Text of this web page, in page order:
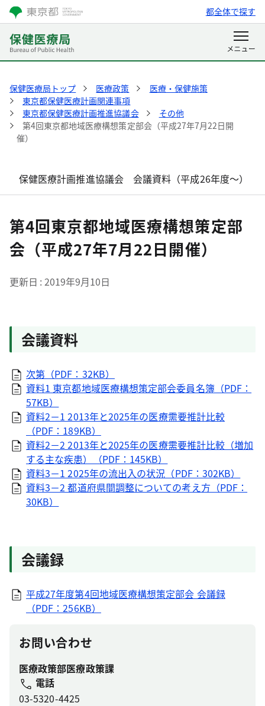
都全体で探す
保健医療局トップ 医療政策
医療・保健施策
東京都保健医療計画関連事項
東京都保健医療計画推進協議会
その他
第4回東京都地域医療構想策定部会（平成27年7月22日開
催）
保健医療計画推進協議会 会議資料（平成26年度～）
第4回東京都地域医療構想策定部
会（平成27年7月22日開催）
更新日 2019年9月10日
会議資料
次第（PDF：32KB）
資料1 東京都地域医療構想策定部会委員名簿（PDF：
57KB）
資料2－1 2013年と2025年の医療需要推計比較
（PDF：189KB）
資料2－2 2013年と2025年の医療需要推計比較（増加
する主な疾患）（PDF：145KB）
資料3－1 2025年の流出入の状況（PDF：302KB）
資料3－2 都道府県間調整についての考え方（PDF：
30KB）
会議録
平成27年度第4回地域医療構想策定部会 会議録
（PDF：256KB）
お問い合わせ
医療政策部医療政策課
電話
03-5320-4425